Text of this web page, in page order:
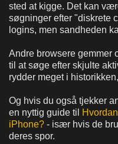
sted at kigge. Det kan
søgninger efter "diskrete
logins, men sandheden
Andre browsere gemmer
til at søge efter skjulte
rydder meget i
Og hvis du også tjekker
en nyttig guide til
iPhone? - især hvis de
deres spor.